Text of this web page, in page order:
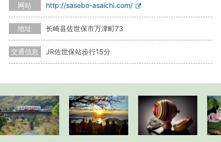
网站 http://sasebo-asaichi.com/
地址 长崎县佐世保市万津町73
交通信息 JR佐世保站步行15分